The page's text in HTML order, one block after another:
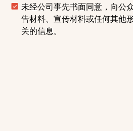
未经公司事先书面同意，向公
告材料、宣传材料或任何其他
关的信息。